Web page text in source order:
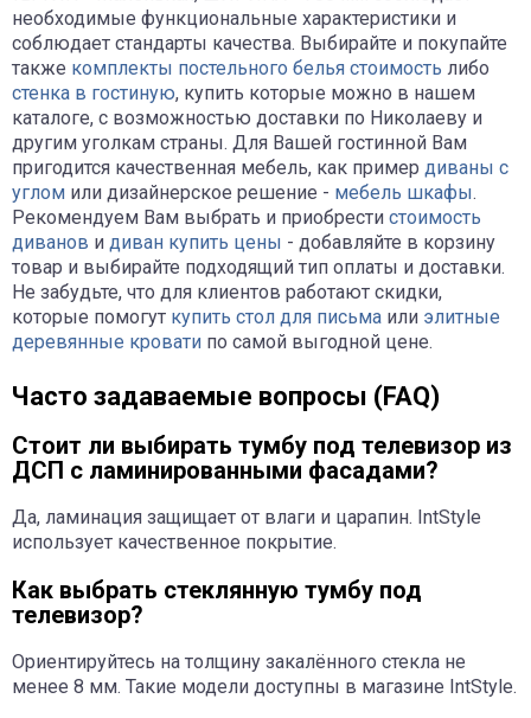
необходимые функциональные характеристики и
соблюдает стандарты качества. Выбирайте и покупайте
также комплекты постельного белья стоимость либо
стенка в гостиную, купить которые можно в нашем
каталоге, с возможностью доставки по Николаеву и
другим уголкам страны. Для Вашей гостинной Вам
пригодится качественная мебель, как пример диваны с
углом или дизайнерское решение - мебель шкафы.
Рекомендуем Вам выбрать и приобрести стоимость
диванов и диван купить цены - добавляйте в корзину
товар и выбирайте подходящий тип оплаты и доставки.
Не забудьте, что для клиентов работают скидки,
которые помогут купить стол для письма или элитные
деревянные кровати по самой выгодной цене.
Часто задаваемые вопросы (FAQ)
Стоит ли выбирать тумбу под телевизор из
ДСП с ламинированными фасадами?
Да, ламинация защищает от влаги и царапин. IntStyle
использует качественное покрытие.
Как выбрать стеклянную тумбу под
телевизор?
Ориентируйтесь на толщину закалённого стекла не
менее 8 мм. Такие модели доступны в магазине IntStyle.